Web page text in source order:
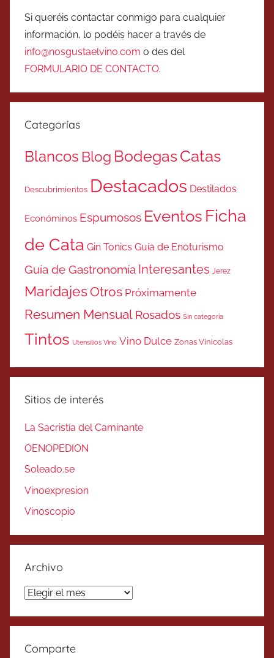
Si queréis contactar conmigo para cualquier
información, lo podéis hacer a través de
info@nosgustaelvino.com o des del
FORMULARIO DE CONTACTO.
Categorías
Blancos Blog BodegasCatas
Descubrimientos Destacados Destilados
Económinos Espumosos Eventos Ficha
de Cata Gin Tonics Guía de Enoturismo
Guía de Gastronomía Interesantes Jerez
MaridajesOtros Próximamente
Resumen Mensual Rosados Sin categoría
Tintos Utensilios Vino Vino Dulce Zonas Vinicolas
Sitios de interés
La Sacristía del Caminante
OENOPEDION
Soleado.se
Vinoexpresion
Vinoscopio
Archivo
Archivo
Comparte